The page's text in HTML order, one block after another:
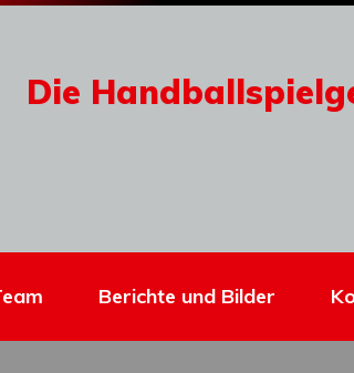
Die
Berichte und Bilder